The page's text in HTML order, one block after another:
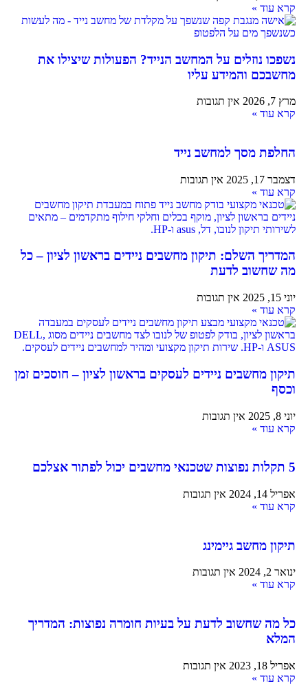
קרא עוד »
נשפכו נוזלים על המחשב הנייד? הפעולות שיצילו את
מחשבכם והמידע עליו
מרץ 7, 2026
אין תגובות
קרא עוד »
החלפת מסך למחשב נייד
דצמבר 17, 2025
אין תגובות
קרא עוד »
המדריך השלם: תיקון מחשבים ניידים בראשון לציון – כל
מה שחשוב לדעת
יוני 15, 2025
אין תגובות
קרא עוד »
תיקון מחשבים ניידים לעסקים בראשון לציון – חוסכים זמן
וכסף
יוני 8, 2025
אין תגובות
קרא עוד »
5 תקלות נפוצות שטכנאי מחשבים יכול לפתור אצלכם
אפריל 14, 2024
אין תגובות
קרא עוד »
תיקון מחשב גיימינג
ינואר 2, 2024
אין תגובות
קרא עוד »
כל מה שחשוב לדעת על בעיות חומרה נפוצות: המדריך
המלא
אפריל 18, 2023
אין תגובות
קרא עוד »